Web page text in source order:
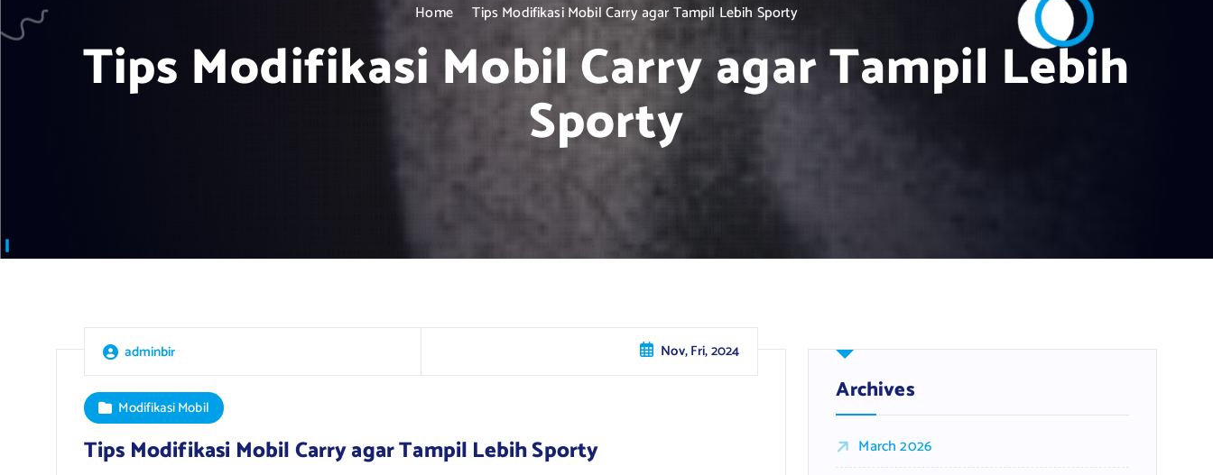
t
Home Tips Modifikasi Mobil Carry agar Tampil Lebih Sporty
Tips Modifikasi Mobil Carry agar Tampil Lebih
Sporty
adminbir Nov, Fri, 2024
Modifikasi Mobil
Tips Modifikasi Mobil Carry agar Tampil Lebih Sporty
Archives
March 2026